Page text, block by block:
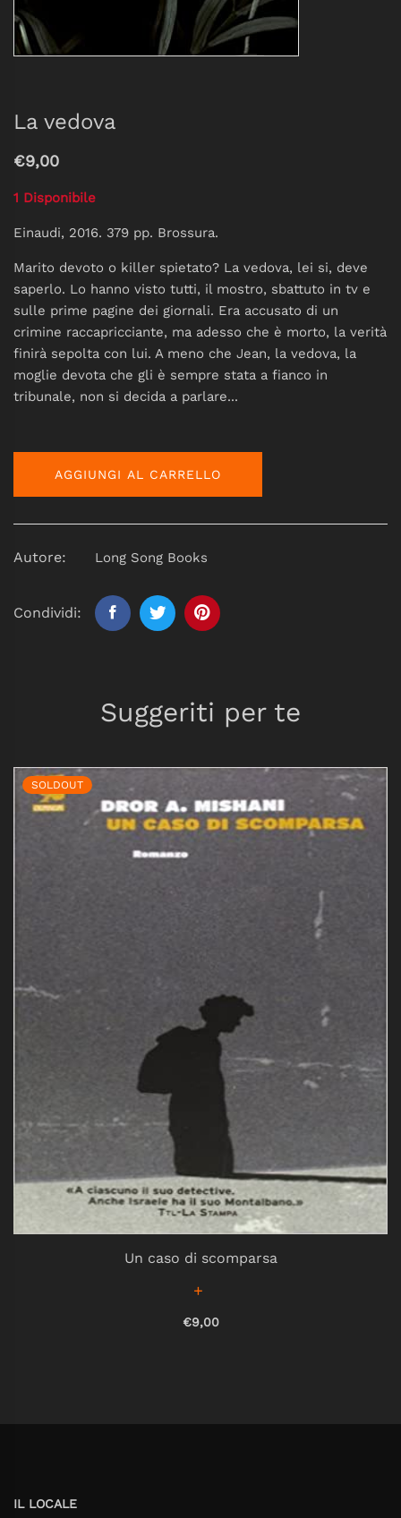
La vedova
€9,00
1 Disponibile
Einaudi, 2016. 379 pp. Brossura.
Marito devoto o killer spietato? La vedova, lei si, deve
saperlo. Lo hanno visto tutti, il mostro, sbattuto in tv e
sulle prime pagine dei giornali. Era accusato di un
crimine raccapricciante, ma adesso che è morto, la verità
finirà sepolta con lui. A meno che Jean, la vedova, la
moglie devota che gli è sempre stata a fianco in
tribunale, non si decida a parlare...
AGGIUNGI AL CARRELLO
Autore: Long Song Books
Condividi:
Suggeriti per te
SOLDOUT
Un caso di scomparsa
€9,00
IL LOCALE